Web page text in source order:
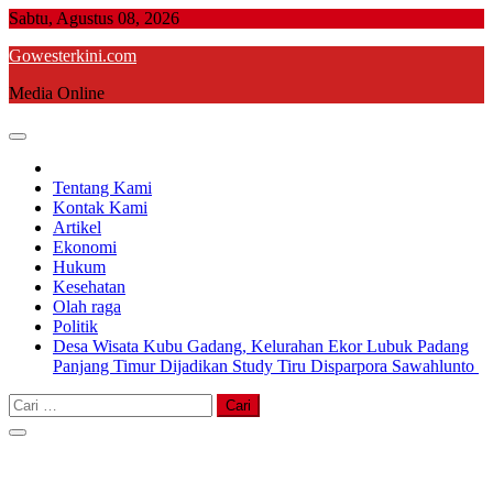
Skip
content
Sabtu, Agustus 08, 2026
Gowesterkini.com
Media Online
Tentang Kami
Kontak Kami
Artikel
Ekonomi
Hukum
Kesehatan
Olah raga
Politik
Desa Wisata Kubu Gadang, Kelurahan Ekor Lubuk Padang
Panjang Timur Dijadikan Study Tiru Disparpora Sawahlunto
Cari
untuk: